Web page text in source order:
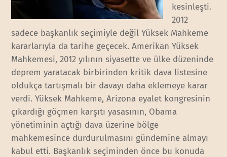
kesinleşti.
2012
sadece başkanlık seçimiyle değil Yüksek Mahkeme
kararlarıyla da tarihe geçecek. Amerikan Yüksek
Mahkemesi, 2012 yılının siyasette ve ülke düzeninde
deprem yaratacak birbirinden kritik dava listesine
oldukça tartışmalı bir davayı daha eklemeye karar
verdi. Yüksek Mahkeme, Arizona eyalet kongresinin
çıkardığı göçmen karşıtı yasasının, Obama
yönetiminin açtığı dava üzerine bölge
mahkemesince durdurulmasını gündemine almayı
kabul etti. Başkanlık seçiminden önce bu konuda